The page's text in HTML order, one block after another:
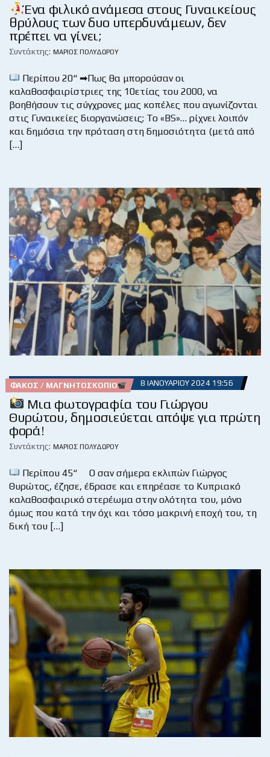
Ένα φιλικό ανάμεσα στους Γυναικείους
θρύλους των δυο υπερδυνάμεων, δεν
πρέπει να γίνει;
Συντάκτης: ΜΆΡΙΟΣ ΠΟΛΥΔΏΡΟΥ
Περίπου 20“ ➡Πως θα μπορούσαν οι
καλαθοσφαιρίστριες της 10ετίας του 2000, να
βοηθήσουν τις σύγχρονες μας κοπέλες που αγωνίζονται
στις Γυναικείες διοργανώσεις; Το «BS»… ρίχνει λοιπόν
και δημόσια την πρόταση στη δημοσιότητα (μετά από
[…]
ΦΑΚΌΣ / ΜΑΓΝΗΤΟΣΚΌΠΙΟ 8 ΙΑΝΟΥΑΡΊΟΥ 2024 19:56
Μια φωτογραφία του Γιώργου
Θυρώτου, δημοσιεύεται απόψε για πρώτη
φορά!
Συντάκτης: ΜΆΡΙΟΣ ΠΟΛΥΔΏΡΟΥ
Περίπου 45“ Ο σαν σήμερα εκλιπών Γιώργος
Θυρώτος, έζησε, έδρασε και επηρέασε το Κυπριακό
καλαθοσφαιρικό στερέωμα στην ολότητα του, μόνο
όμως που κατά την όχι και τόσο μακρινή εποχή του, τη
δική του […]